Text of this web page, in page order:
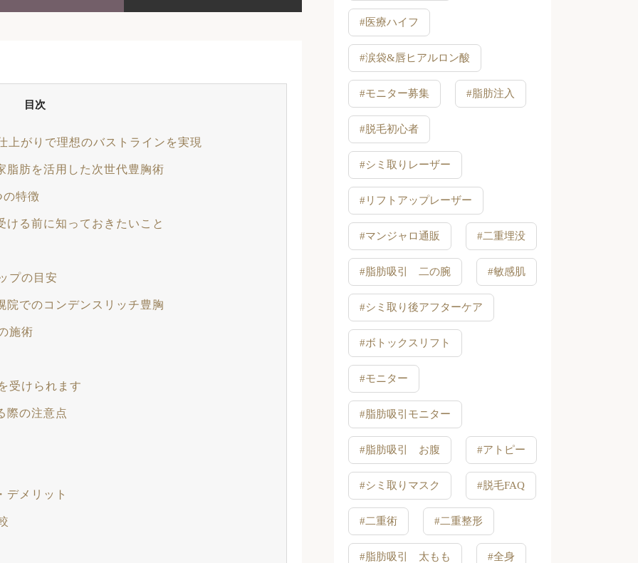
目次
がりで理想のバストラインを実現
肪を活用した次世代豊胸術
特徴
る前に知っておきたいこと
プの目安
でのコンデンスリッチ豊胸
施術
受けられます
際の注意点
デメリット
#医療ハイフ
#涙袋&唇ヒアルロン酸
#モニター募集 #脂肪注入
#脱毛初心者
#シミ取りレーザー
#リフトアップレーザー
#マンジャロ通販 #二重埋没
#脂肪吸引 二の腕 #敏感肌
#シミ取り後アフターケア
#ボトックスリフト
#モニター
#脂肪吸引モニター
#脂肪吸引 お腹 #アトピー
#シミ取りマスク #脱毛FAQ
#二重術 #二重整形
#脂肪吸引 太もも #全身